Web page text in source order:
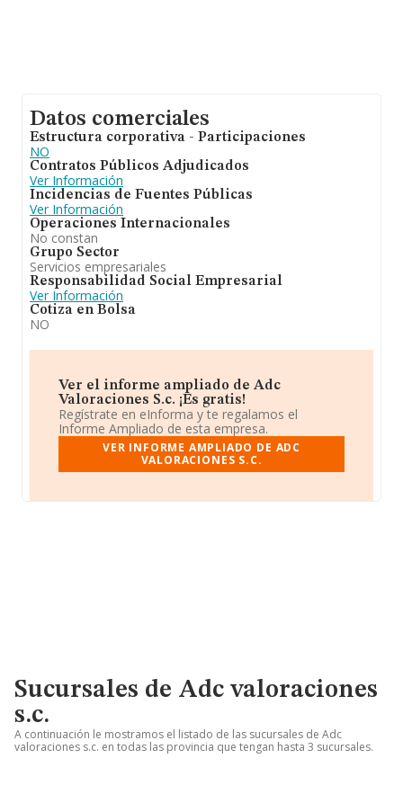
Datos comerciales
Estructura corporativa - Participaciones
NO
Contratos Públicos Adjudicados
Ver Información
Incidencias de Fuentes Públicas
Ver Información
Operaciones Internacionales
No constan
Grupo Sector
Servicios empresariales
Responsabilidad Social Empresarial
Ver Información
Cotiza en Bolsa
NO
Ver el informe ampliado de Adc
Valoraciones S.c. ¡Es gratis!
Regístrate en eInforma y te regalamos el
Informe Ampliado de esta empresa.
VER INFORME AMPLIADO DE ADC
VALORACIONES S.C.
Sucursales de Adc valoraciones
s.c.
A continuación le mostramos el listado de las sucursales de Adc
valoraciones s.c. en todas las provincia que tengan hasta 3 sucursales.